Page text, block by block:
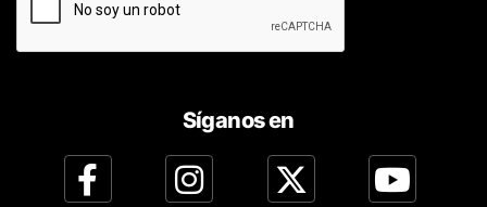
Síganos en